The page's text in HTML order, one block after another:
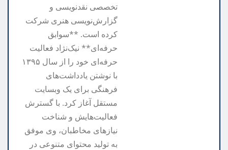
تخصصی نقدنویسی و
گزارش‌نویسی هنری شرکت
کرده است. **سوابق
حرفه‌ای** نیک‌نژاد فعالیت
حرفه‌ای خود را از سال ۱۳۹۵
با نوشتن یادداشت‌های
فرهنگی برای یک وبسایت
مستقل آغاز کرد. با گسترش
فعالیت‌هایش و شناخت
نیازهای مخاطبان، وی موفق
به تولید محتوای متنوعی در